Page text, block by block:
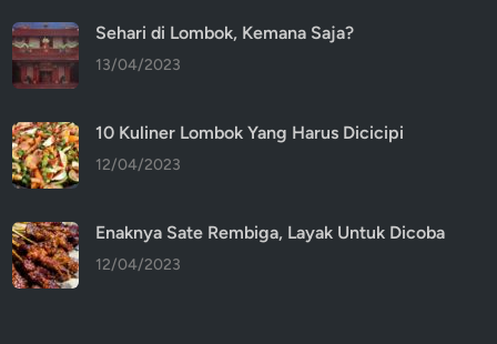
Sehari di Lombok, Kemana Saja?
13/04/2023
10 Kuliner Lombok Yang Harus Dicicipi
12/04/2023
Enaknya Sate Rembiga, Layak Untuk Dicoba
12/04/2023